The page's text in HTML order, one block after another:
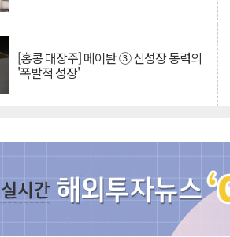
[홍콩 대장주] 메이퇀 ③ 신성장 동력의
'폭발적 성장'